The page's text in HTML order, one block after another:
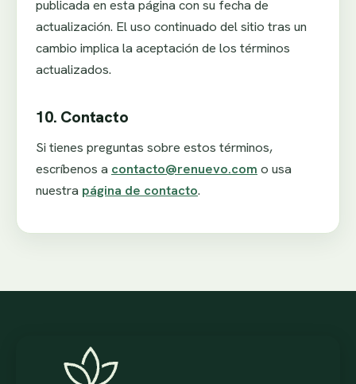
publicada en esta página con su fecha de
actualización. El uso continuado del sitio tras un
cambio implica la aceptación de los términos
actualizados.
10. Contacto
Si tienes preguntas sobre estos términos,
escríbenos a contacto@renuevo.com o usa
nuestra página de contacto.